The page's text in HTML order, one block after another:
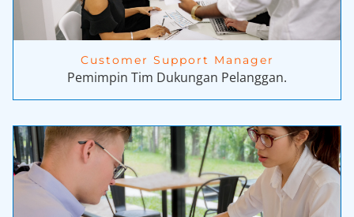
Customer Support Manager
Pemimpin Tim Dukungan Pelanggan.